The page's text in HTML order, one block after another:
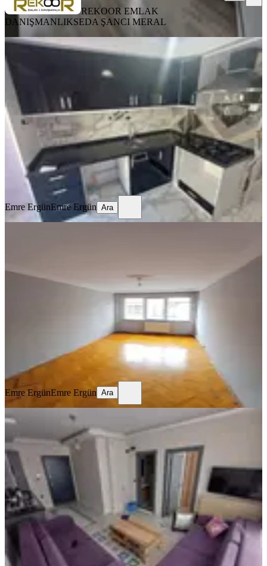
REKOOR EMLAK
DANIŞMANLIKSEDA ŞANCI MERAL
ÖNE ÇIKAN
Samsun İlkadım Unkapanı
Mahallesi'nde İçi Yapılı
2+1·100 m²·5. Kat·17.06.2026
12.500 ₺
Emre ErgünEmre Ergün
Emre ErgünEmre Ergün Ara
Samsun, İlkadım
140 m²·3. Kat·21.05.2026
15.500 ₺
Emre Ergün
Ara
Emre ErgünEmre Ergün Ara
Samsun Atakum Körfezde
Abonelikleri Açık Asansörlü 1+1
Eşyalı Kiralık Daire
Samsun, Atakum
1+1
19.01.2025
15.500 ₺
Emre Ergün Emre Ergün